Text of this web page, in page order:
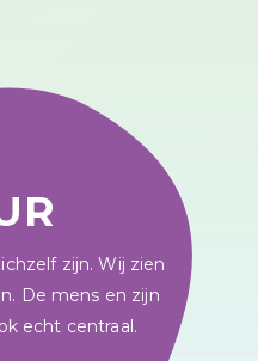
zijn. Wij zien
De mens en zijn
echt centraal.